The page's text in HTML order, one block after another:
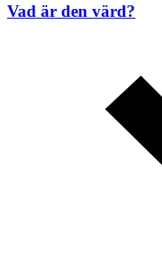
Vad är den värd?